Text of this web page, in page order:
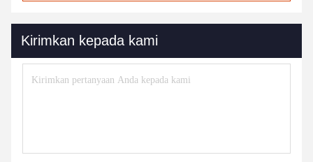
Kirimkan kepada kami